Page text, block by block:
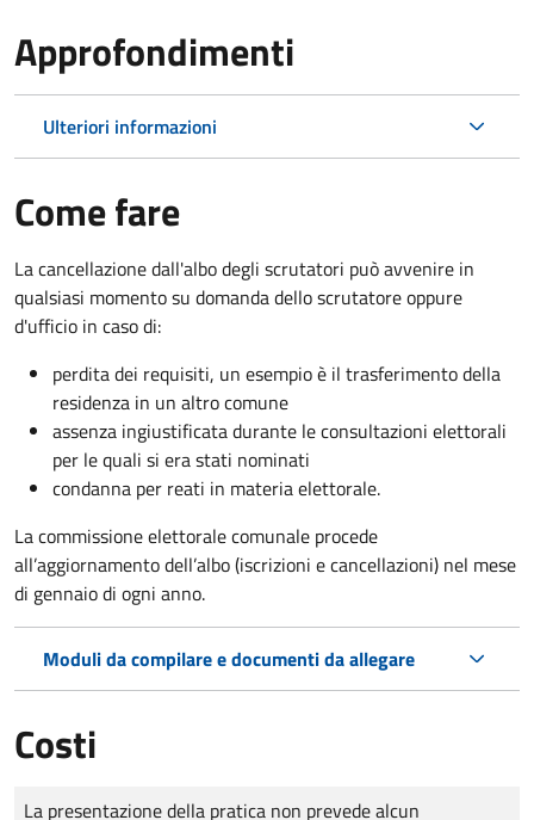
Approfondimenti
Ulteriori informazioni
Come fare
La cancellazione dall'albo degli scrutatori può avvenire in
qualsiasi momento su domanda dello scrutatore oppure
d'ufficio in caso di:
perdita dei requisiti, un esempio è il trasferimento della
residenza in un altro comune
assenza ingiustificata durante le consultazioni elettorali
per le quali si era stati nominati
condanna per reati in materia elettorale.
La commissione elettorale comunale procede
all’aggiornamento dell’albo (iscrizioni e cancellazioni) nel mese
di gennaio di ogni anno.
Moduli da compilare e documenti da allegare
Costi
Tipo di pagamento
Importo
La presentazione della pratica non prevede alcun